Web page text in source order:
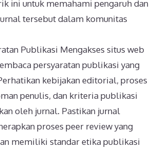
ini untuk memahami pengaruh dan
tersebut dalam komunitas
Publikasi Mengakses situs web
persyaratan publikasi yang
kebijakan editorial, proses
penulis, dan kriteria publikasi
oleh jurnal. Pastikan jurnal
proses peer review yang
memiliki standar etika publikasi